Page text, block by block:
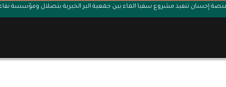
إحسان تنفيذ مشروع سقيا الماء بين جمعية البر الخيرية بتصلال ومؤسسة نقاء